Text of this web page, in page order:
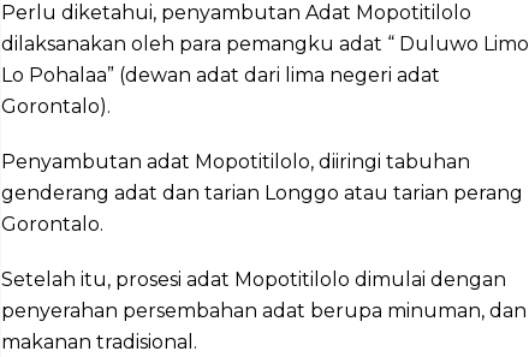
Perlu diketahui, penyambutan Adat Mopotitilolo
dilaksanakan oleh para pemangku adat “ Duluwo Limo
Lo Pohalaa” (dewan adat dari lima negeri adat
Gorontalo).
Penyambutan adat Mopotitilolo, diiringi tabuhan
genderang adat dan tarian Longgo atau tarian perang
Gorontalo.
Setelah itu, prosesi adat Mopotitilolo dimulai dengan
penyerahan persembahan adat berupa minuman, dan
makanan tradisional.